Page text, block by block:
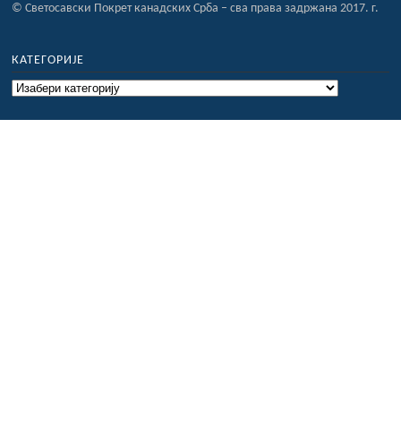
© Светосавски Покрет канадских Срба – сва права задржана 2017. г.
КАТЕГОРИЈЕ
Категорије